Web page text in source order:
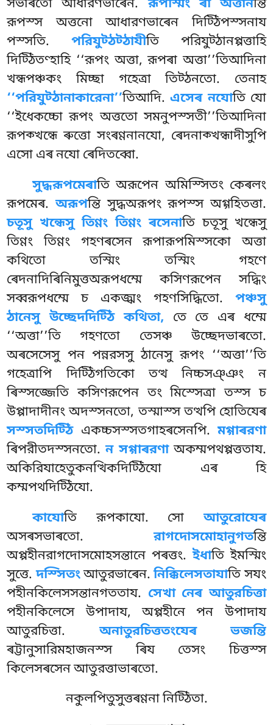
সভাৰতো আধারণভাৰেন.রূপস্মিং ৰা অত্তানন্তি
রূপস্স অত্তনো আধারণভাৰেন দিট্ঠিপস্সনায
পস্সতি. পরিযুট্ঠট্ঠাযীতি পরিযুট্ঠানপ্পত্তাহি
দিট্ঠিতণ্হাহি ‘‘রূপং অত্তা, রূপৰা অত্তা’’তিআদিনা
খন্ধপঞ্চকং মিচ্ছা গহেত্ৰা তিট্ঠনতো. তেনাহ
‘‘পরিযুট্ঠানাকারেনা’’তিআদি.এসেৰ নযোতি যো
‘‘ইধেকচ্চো রূপং অত্ততো সমনুপস্সতী’’তিআদিনা
রূপক্খন্ধে ৰুত্তো সংৰণ্ণনানযো, ৰেদনাক্খন্ধাদীসুপি
এসো এৰ নযো ৰেদিতব্বো.
সুদ্ধরূপমেৰাতি অরূপেন অমিস্সিতং কেৰলং
রূপমেৰ.অরূপন্তি সুদ্ধঅরূপং রূপস্স অগ্গহিতত্তা.
চতূসু খন্ধেসু তিণ্ণং তিণ্ণং ৰসেনাতি চতূসু খন্ধেসু
তিণ্ণং তিণ্ণং গহণৰসেন রূপারূপমিস্সকো অত্তা
কথিতো তস্মিং তস্মিং গহণে
ৰেদনাদিৰিনিমুত্তঅরূপধম্মে কসিণরূপেন সদ্ধিং
সব্বরূপধম্মে চ একজ্ঝং গহণসিদ্ধিতো. পঞ্চসু
ঠানেসু উচ্ছেদদিট্ঠি কথিতা, তে তে এৰ ধম্মে
‘‘অত্তা’’তি গহণতো তেসঞ্চ উচ্ছেদভাৰতো.
অৰসেসেসু পন পন্নরসসু ঠানেসু রূপং ‘‘অত্তা’’তি
গহেত্ৰাপি দিট্ঠিগতিকো তত্থ নিচ্চসঞ্ঞং ন
ৰিস্সজ্জেতি কসিণরূপেন তং মিস্সেত্ৰা তস্স চ
উপ্পাদাদীনং অদস্সনতো, তস্মাস্স তত্থপি হোতিযেৰ
সস্সতদিট্ঠিএকচ্চসস্সতগাহৰসেনপি.মগ্গাৰরণা
ৰিপরীতদস্সনতো.ন সগ্গাৰরণাঅকম্মপথপ্পত্ততায.
অকিরিযাহেতুকনত্থিকদিট্ঠিযো এৰ হি
কম্মপথদিট্ঠিযো.
কাযোতি রূপকাযো. সোআতুরোযেৰ
অসৰসভাৰতো.রাগদোসমোহানুগতন্তি
অপ্পহীনরাগদোসমোহসন্তানেপৰত্তং.ইধাতি ইমস্মিং
সুত্তে.দস্সিতংআতুরভাৰেন.নিক্কিলেসতাযাতি সযং
পহীনকিলেসসন্তানগততায. সেখা নেৰ আতুরচিত্তা
পহীনকিলেসে উপাদায, অপ্পহীনে পন উপাদায
আতুরচিত্তা.অনাতুরচিত্ততংযেৰ ভজন্তি
ৰট্টানুসারিমহাজনস্স ৰিয তেসং চিত্তস্স
কিলেসৰসেন আতুরত্তাভাৰতো.
নকুলপিতুসুত্তৰণ্ণনা নিট্ঠিতা.